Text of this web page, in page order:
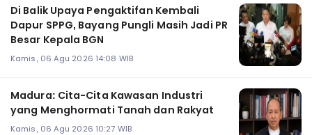
Di Balik Upaya Pengaktifan Kembali
Dapur SPPG, Bayang Pungli Masih Jadi PR
Besar Kepala BGN
Kamis, 06 Agu 2026 14:08 WIB
Madura: Cita-Cita Kawasan Industri
yang Menghormati Tanah dan Rakyat
Kamis, 06 Agu 2026 10:27 WIB